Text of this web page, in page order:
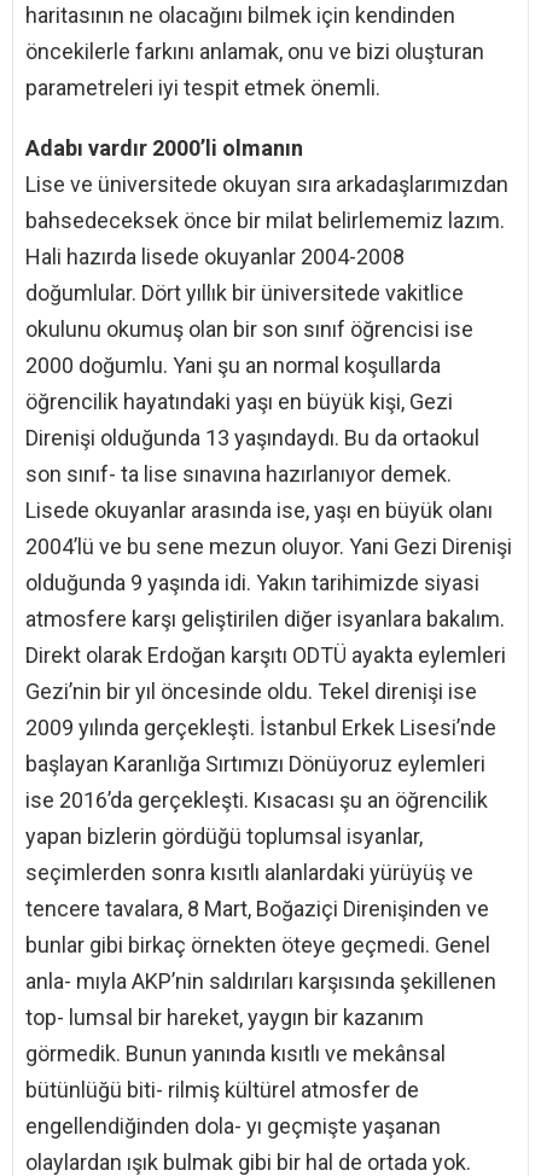
haritasının ne olacağını bilmek için kendinden
öncekilerle farkını anlamak, onu ve bizi oluşturan
parametreleri iyi tespit etmek önemli.
Adabı vardır 2000’li olmanın
Lise ve üniversitede okuyan sıra arkadaşlarımızdan
bahsedeceksek önce bir milat belirlememiz lazım.
Hali hazırda lisede okuyanlar 2004-2008
doğumlular. Dört yıllık bir üniversitede vakitlice
okulunu okumuş olan bir son sınıf öğrencisi ise
2000 doğumlu. Yani şu an normal koşullarda
öğrencilik hayatındaki yaşı en büyük kişi, Gezi
Direnişi olduğunda 13 yaşındaydı. Bu da ortaokul
son sınıf- ta lise sınavına hazırlanıyor demek.
Lisede okuyanlar arasında ise, yaşı en büyük olanı
2004’lü ve bu sene mezun oluyor. Yani Gezi Direnişi
olduğunda 9 yaşında idi. Yakın tarihimizde siyasi
atmosfere karşı geliştirilen diğer isyanlara bakalım.
Direkt olarak Erdoğan karşıtı ODTÜ ayakta eylemleri
Gezi’nin bir yıl öncesinde oldu. Tekel direnişi ise
2009 yılında gerçekleşti. İstanbul Erkek Lisesi’nde
başlayan Karanlığa Sırtımızı Dönüyoruz eylemleri
ise 2016’da gerçekleşti. Kısacası şu an öğrencilik
yapan bizlerin gördüğü toplumsal isyanlar,
seçimlerden sonra kısıtlı alanlardaki yürüyüş ve
tencere tavalara, 8 Mart, Boğaziçi Direnişinden ve
bunlar gibi birkaç örnekten öteye geçmedi. Genel
anla- mıyla AKP’nin saldırıları karşısında şekillenen
top- lumsal bir hareket, yaygın bir kazanım
görmedik. Bunun yanında kısıtlı ve mekânsal
bütünlüğü biti- rilmiş kültürel atmosfer de
engellendiğinden dola- yı geçmişte yaşanan
olaylardan ışık bulmak gibi bir hal de ortada yok.